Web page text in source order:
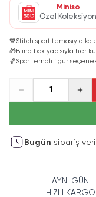
Miniso
Özel Koleksiyon
💙Stitch sport temasıyla
🎁Blind box yapısıyla her
🏀Spor temalı figür
1
Bugün sipariş
AYNI GÜN
HIZLI KARGO